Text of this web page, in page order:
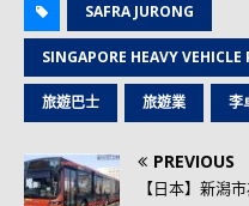
SAFRA JURONG
SINGAPORE HEAVY VEHICLE
旅遊巴士 旅遊業 李
PREVIOUS
【日本】新潟